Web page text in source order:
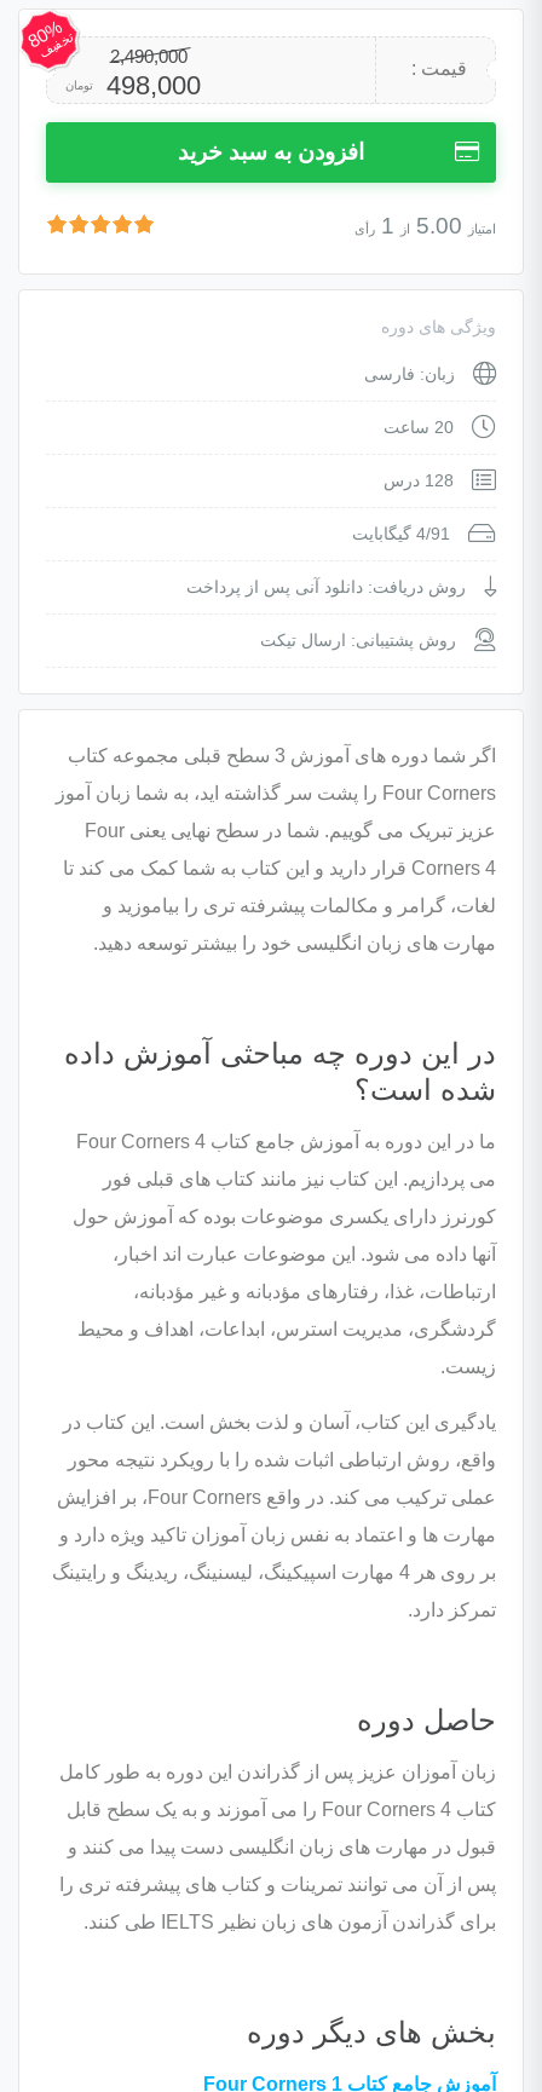
قیمت :
2,490,000
قیمت
اصلی:
2,490,000 تومان
498,000 تومان
قیمت
فعلی:
498,000 تومان.
80%
تخفیف
افزودن به سبد خرید
امتیاز 5.00 از 1 رأی
ویژگی های دوره
زبان: فارسی
20 ساعت
128 درس
4/91 گیگابایت
روش دریافت: دانلود آنی پس از پرداخت
روش پشتیبانی: ارسال تیکت
اگر شما دوره های آموزش 3 سطح قبلی مجموعه کتاب
Four Corners را پشت سر گذاشته اید، به شما زبان آموز
عزیز تبریک می گوییم. شما در سطح نهایی یعنی Four
Corners 4 قرار دارید و این کتاب به شما کمک می کند تا
لغات، گرامر و مکالمات پیشرفته تری را بیاموزید و
مهارت های زبان انگلیسی خود را بیشتر توسعه دهید.
در این دوره چه مباحثی آموزش داده
شده است؟
ما در این دوره به آموزش جامع کتاب Four Corners 4
می پردازیم. این کتاب نیز مانند کتاب های قبلی فور
کورنرز دارای یکسری موضوعات بوده که آموزش حول
آنها داده می شود. این موضوعات عبارت اند اخبار،
ارتباطات، غذا، رفتارهای مؤدبانه و غیر مؤدبانه،
گردشگری، مدیریت استرس، ابداعات، اهداف و محیط
زیست.
یادگیری این کتاب، آسان و لذت ‌بخش است. این کتاب در
واقع، روش ارتباطی اثبات ‌شده را با رویکرد نتیجه‌ محور
عملی ترکیب می کند. در واقع Four Corners، بر افزایش
مهارت ها و اعتماد به نفس زبان آموزان تاکید ویژه دارد و
بر روی هر 4 مهارت اسپیکینگ، لیسنینگ، ریدینگ و رایتینگ
تمرکز دارد.
حاصل دوره
زبان آموزان عزیز پس از گذراندن این دوره به طور کامل
کتاب Four Corners 4 را می آموزند و به یک سطح قابل
قبول در مهارت های زبان انگلیسی دست پیدا می کنند و
پس از آن می توانند تمرینات و کتاب های پیشرفته تری را
برای گذراندن آزمون های زبان نظیر IELTS طی کنند.
بخش های دیگر دوره
آموزش جامع کتاب Four Corners 1